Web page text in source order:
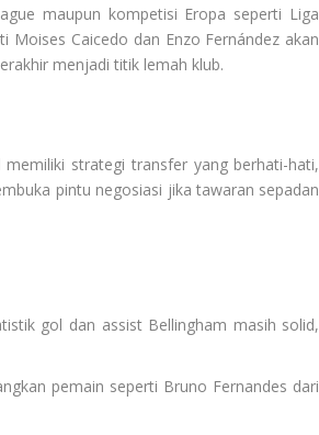
maupun kompetisi Eropa seperti Liga
Moises Caicedo dan Enzo Fernández akan
menjadi titik lemah klub.
strategi transfer yang berhati-hati,
pintu negosiasi jika tawaran sepadan
gol dan assist Bellingham masih solid,
pemain seperti Bruno Fernandes dari